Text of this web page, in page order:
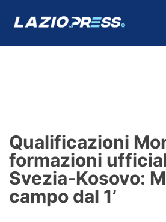
Formello
Infortuni
Primavera
Qualificazioni
formazioni
Svezia-Kosovo:
campo dal 1’